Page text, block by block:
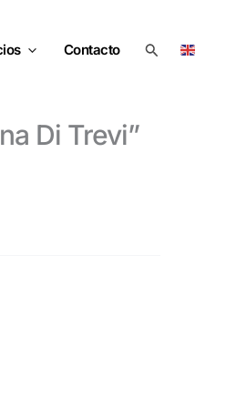
Contacto Buscar
Di Trevi”